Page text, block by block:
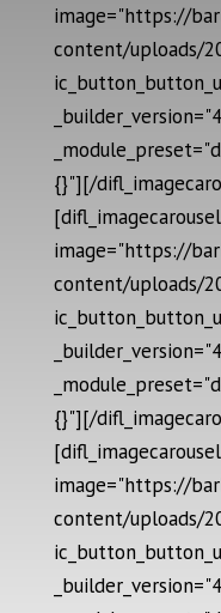
image="https://
content/uploads/
{}"][/
image="https://
content/uploads/
{}"][/
image="https://
content/uploads/